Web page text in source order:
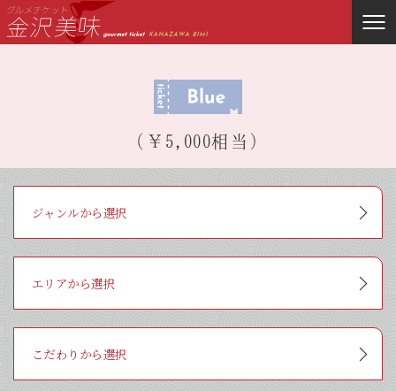
（￥5,000相当）
ジャンルから選択
寿司
日本料理・和食
居酒屋
おでん
洋食・各国料理
カフェ
ラーメン・そば
日本酒・洋酒
エリアから選択
金沢駅周辺
近江町市場周辺
ひがし茶屋街周辺
金沢城・兼六園周辺
香林坊・片町周辺
にし茶屋街周辺
その他
こだわりから選択
ランチ
ディナー
Wifi
全面禁煙
団体可能（10名以上）
個室有り
座敷有り
外国語メニュー有り
朝食OK
テイクアウト